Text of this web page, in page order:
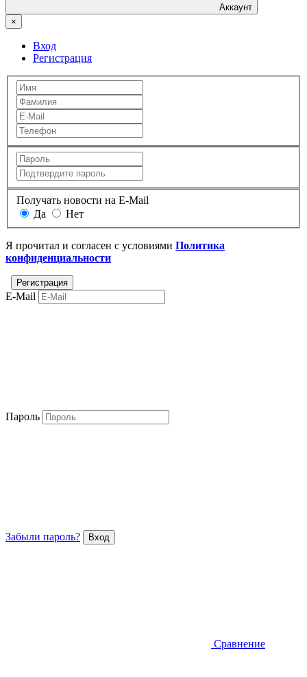
Аккаунт
×
Вход
Регистрация
Получать новости на E-Mail
Да
Нет
Я прочитал и согласен с условиями Политика
конфиденциальности
E-Mail
Пароль
Забыли пароль?
Сравнение